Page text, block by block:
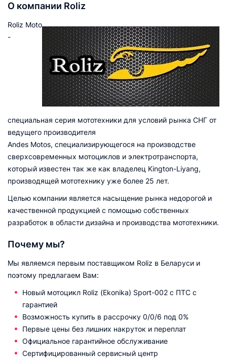
О компании Roliz
Roliz Moto
-
специальная серия мототехники для условий рынка СНГ от
ведущего производителя
Andes Motos, специализирующегося на производстве
сверхсовременных мотоциклов и электротранспорта,
который известен так же как владелец Kington-Liyang,
производящей мототехнику уже более 25 лет.
Целью компании является насыщение рынка недорогой и
качественной продукцией с помощью собственных
разработок в области дизайна и производства мототехники.
Почему мы?
Мы являемся первым поставщиком Roliz в Беларуси и
поэтому предлагаем Вам:
Новый мотоцикл Roliz (Ekonika) Sport-002 c ПТС с
гарантией
Возможность купить в рассрочку 0/0/6 под 0%
Первые цены без лишних накруток и переплат
Официальное гарантийное обслуживание
Сертифицированный сервисный центр